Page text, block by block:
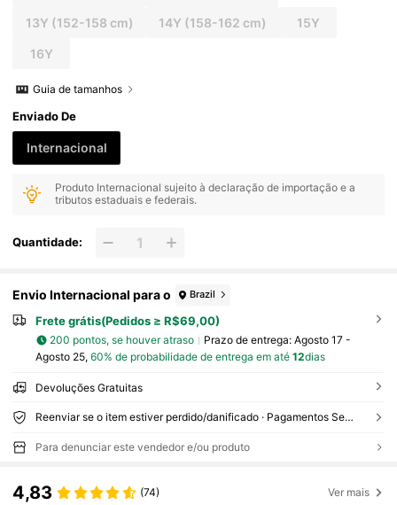
13Y (152-158 cm) 14Y (158-162 cm) 15Y
16Y
Guia de tamanhos
Enviado De
Internacional
Produto Internacional sujeito à declaração de importação e a
tributos estaduais e federais.
Quantidade:
Envio Internacional para o Brazil
Frete grátis(Pedidos ≥ R$69,00)
200 pontos, se houver atraso Prazo de entrega: Agosto 17 -
Agosto 25, 60% de probabilidade de entrega em até 12dias
Devoluções Gratuitas
Reenviar se o item estiver perdido/danificado · Pagamentos Seguros · Proteção de privacidade
Para denunciar este vendedor e/ou produto
4,83 (74) Ver mais